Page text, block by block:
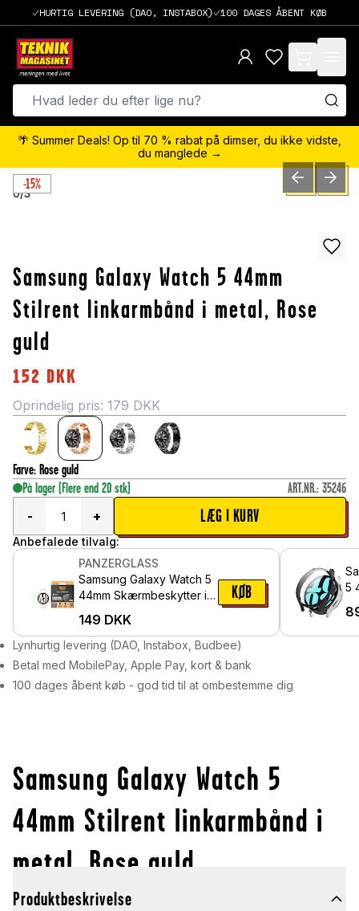
HURTIG LEVERING (DAO, INSTABOX) 100 DAGES ÅBENT KØB
items in cart,
🌴 Summer Deals! Op til 70 % rabat på dimser, du ikke vidste,
du manglede →
-15%
0/3 PREVIOUSNEXT
Samsung Galaxy Watch 5 44mm
Stilrent linkarmbånd i metal, Rose
guld
152 DKK
Oprindelig pris: 179 DKK
Farve: Rose guld
På lager (Flere end 20 stk) ART.NR.: 35246
-
+ LÆG I KURV
Anbefalede tilvalg:
PANZERGLASS
Samsung Galaxy Watch 5
44mm Skærmbeskytter i
Ultra Wide Fit
149 DKK
KØB
5
Lynhurtig levering (DAO, Instabox, Budbee)
Betal med MobilePay, Apple Pay, kort & bank
100 dages åbent køb - god tid til at ombestemme dig
Samsung Galaxy Watch 5
44mm Stilrent linkarmbånd i
metal, Rose guld
Produktbeskrivelse